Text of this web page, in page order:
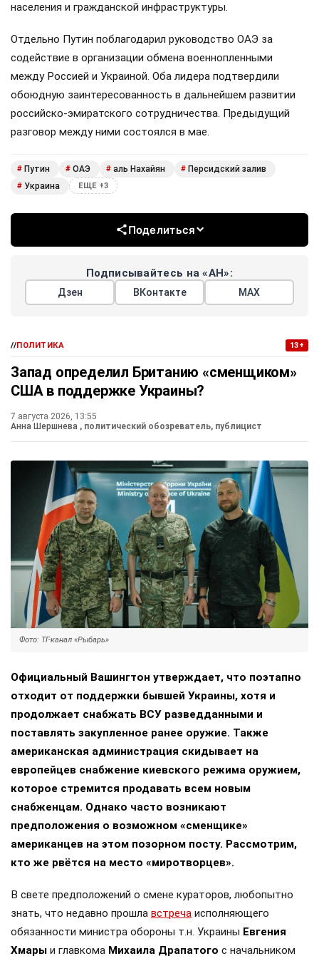
населения и гражданской инфраструктуры.
Отдельно Путин поблагодарил руководство ОАЭ за
содействие в организации обмена военнопленными
между Россией и Украиной. Оба лидера подтвердили
обоюдную заинтересованность в дальнейшем развитии
российско-эмиратского сотрудничества. Предыдущий
разговор между ними состоялся в мае.
# Путин # ОАЭ # аль Нахайян # Персидский залив
# Украина ЕЩЕ +3
Поделиться
Подписывайтесь на «АН»:
Дзен ВКонтакте МАХ
//ПОЛИТИКА 13+
Запад определил Британию «сменщиком»
США в поддержке Украины?
7 августа 2026, 13:55
Анна Шершнева , политический обозреватель, публицист
Фото: ТГ-канал «Рыбарь»
Официальный Вашингтон утверждает, что поэтапно
отходит от поддержки бывшей Украины, хотя и
продолжает снабжать ВСУ разведданными и
поставлять закупленное ранее оружие. Также
американская администрация скидывает на
европейцев снабжение киевского режима оружием,
которое стремится продавать всем новым
снабженцам. Однако часто возникают
предположения о возможном «сменщике»
американцев на этом позорном посту. Рассмотрим,
кто же рвётся на место «миротворцев».
В свете предположений о смене кураторов, любопытно
знать, что недавно прошла встреча исполняющего
обязанности министра обороны т.н. Украины Евгения
Хмары и главкома Михаила Драпатого с начальником